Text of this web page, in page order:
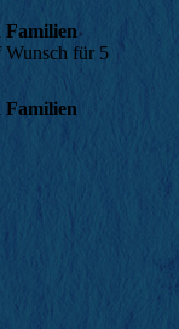
Wunsch für 5